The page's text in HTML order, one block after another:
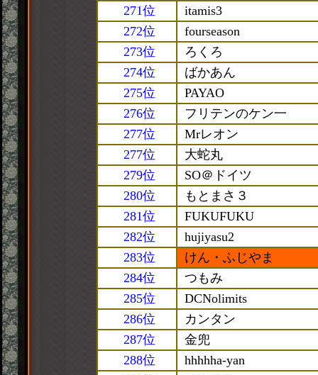
271位
itamis3
272位
fourseason
273位
ろくろ
274位
ばかあん
275位
PAYAO
276位
フリテンのケン一
277位
Mrレオン
277位
大蛇丸
279位
SO＠ドイツ
280位
もとまさ３
281位
FUKUFUKU
282位
hujiyasu2
283位
けん・ふじやま
284位
つもみ
285位
DCNolimits
286位
カンタン
287位
金兜
288位
hhhhha-yan